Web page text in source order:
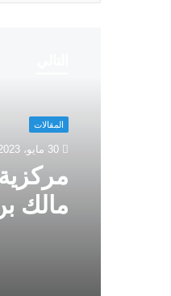
المقالات
30 مايو، 2023
مالك